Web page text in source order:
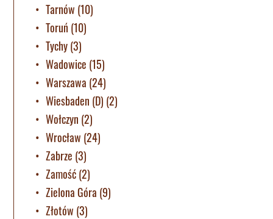
Tarnów (10)
Toruń (10)
Tychy(3)
Wadowice (15)
Warszawa (24)
Wiesbaden (D) (2)
Wołczyn (2)
Wrocław (24)
Zabrze (3)
Zamość(2)
Zielona Góra (9)
Złotów (3)